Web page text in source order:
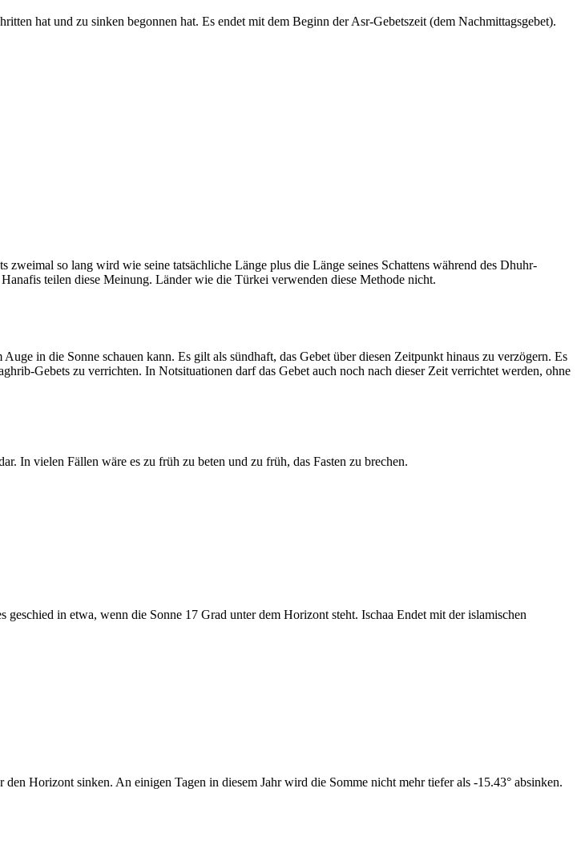
hat und zu sinken begonnen hat. Es endet mit dem Beginn der Asr-Gebetszeit (dem Nachmittagsgebet).
so lang wird wie seine tatsächliche Länge plus die Länge seines Schattens während des Dhuhr-
teilen diese Meinung. Länder wie die Türkei verwenden diese Methode nicht.
in die Sonne schauen kann. Es gilt als sündhaft, das Gebet über diesen Zeitpunkt hinaus zu verzögern. Es
Gebets zu verrichten. In Notsituationen darf das Gebet auch noch nach dieser Zeit verrichtet werden, ohne
In vielen Fällen wäre es zu früh zu beten und zu früh, das Fasten zu brechen.
in etwa, wenn die Sonne 17 Grad unter dem Horizont steht. Ischaa Endet mit der islamischen
Horizont sinken. An einigen Tagen in diesem Jahr wird die Somme nicht mehr tiefer als -15.43° absinken.